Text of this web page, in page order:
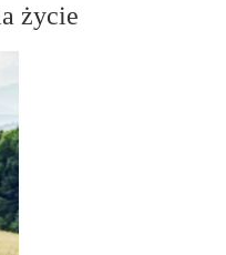
życie